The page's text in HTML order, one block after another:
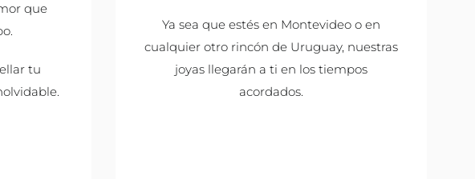
que
tu
Ya sea que estés en Montevideo o en
cualquier otro rincón de Uruguay, nuestras
joyas llegarán a ti en los tiempos
acordados.